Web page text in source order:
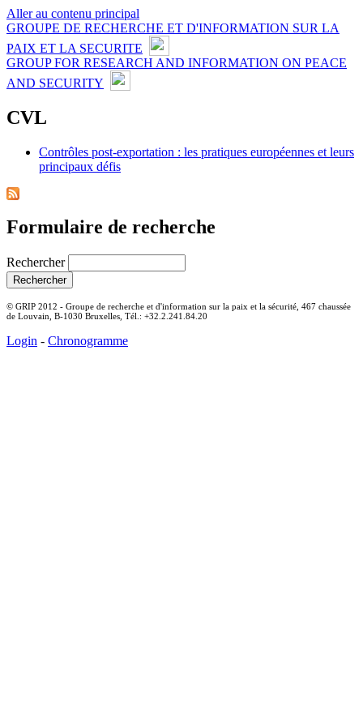
Aller au contenu principal
GROUPE DE RECHERCHE ET D'INFORMATION SUR LA
PAIX ET LA SECURITE
GROUP FOR RESEARCH AND INFORMATION ON PEACE
AND SECURITY
CVL
Contrôles post-exportation : les pratiques européennes et leurs
principaux défis
Formulaire de recherche
Rechercher
© GRIP 2012 - Groupe de recherche et d'information sur la paix et la sécurité, 467 chaussée
de Louvain, B-1030 Bruxelles, Tél.: +32.2.241.84.20
Login - Chronogramme